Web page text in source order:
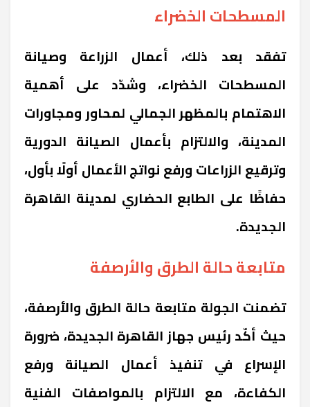
المسطحات الخضراء
تفقد بعد ذلك، أعمال الزراعة وصيانة
المسطحات الخضراء، وشدّد على أهمية
الاهتمام بالمظهر الجمالي لمحاور ومجاورات
المدينة، والالتزام بأعمال الصيانة الدورية
وترقيع الزراعات ورفع نواتج الأعمال أولًا بأول،
حفاظًا على الطابع الحضاري لمدينة القاهرة
الجديدة.
متابعة حالة الطرق والأرصفة
تضمنت الجولة متابعة حالة الطرق والأرصفة،
حيث أكّد رئيس جهاز القاهرة الجديدة، ضرورة
الإسراع في تنفيذ أعمال الصيانة ورفع
الكفاءة، مع الالتزام بالمواصفات الفنية